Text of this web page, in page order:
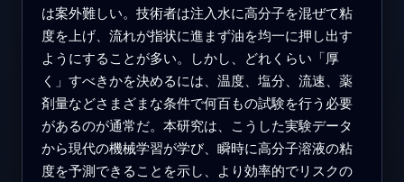
は案外難しい。技術者は注入水に高分子を混ぜて粘
度を上げ、流れが指状に進まず油を均一に押し出す
ようにすることが多い。しかし、どれくらい「厚
く」すべきかを決めるには、温度、塩分、流速、薬
剤量などさまざまな条件で何百もの試験を行う必要
があるのが通常だ。本研究は、こうした実験データ
から現代の機械学習が学び、瞬時に高分子溶液の粘
度を予測できることを示し、より効率的でリスクの